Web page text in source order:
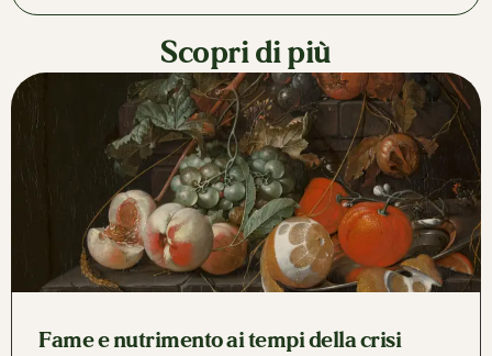
Scopri di più
Fame e nutrimento ai tempi della crisi